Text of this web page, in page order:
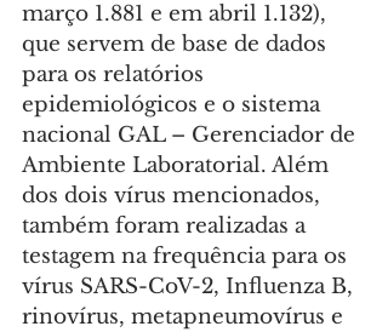
março 1.881 e em abril 1.132),
que servem de base de dados
para os relatórios
epidemiológicos e o sistema
nacional GAL – Gerenciador de
Ambiente Laboratorial. Além
dos dois vírus mencionados,
também foram realizadas a
testagem na frequência para os
vírus SARS-CoV-2, Influenza B,
rinovírus, metapneumovírus e